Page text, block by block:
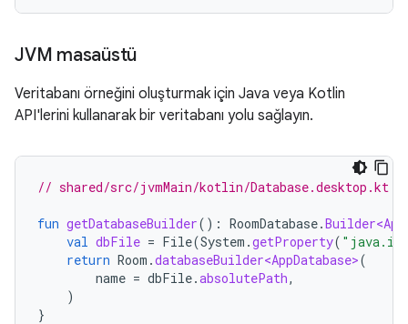
JVM masaüstü
Veritabanı örneğini oluşturmak için Java veya Kotlin
API'lerini kullanarak bir veritabanı yolu sağlayın.
// shared/src/jvmMain/kotlin/Database.desktop.kt
fun getDatabaseBuilder(): RoomDatabase.
val dbFile = File(System .getProperty(
return Room .databaseBuilder<AppDatabase>(
name = dbFile.absolutePath,
)
}